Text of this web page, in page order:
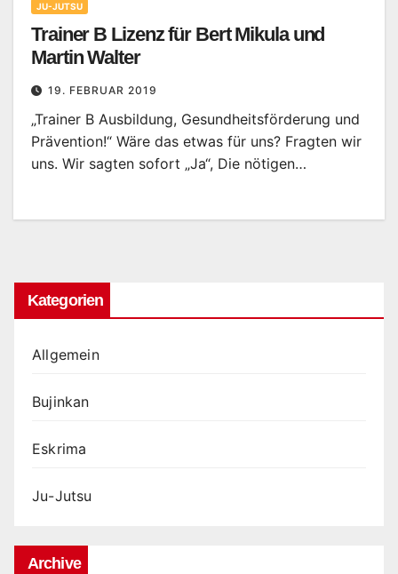
JU-JUTSU
Trainer B Lizenz für Bert Mikula und
Martin Walter
19. FEBRUAR 2019
„Trainer B Ausbildung, Gesundheitsförderung und
Prävention!“ Wäre das etwas für uns? Fragten wir
uns. Wir sagten sofort „Ja“, Die nötigen…
Kategorien
Allgemein
Bujinkan
Eskrima
Ju-Jutsu
Archive